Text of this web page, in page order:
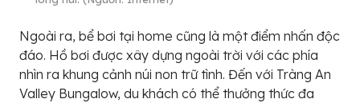
Ngoài ra, bể bơi tại home cũng là một điểm nhấn độc
đáo. Hồ bơi được xây dựng ngoài trời với các phía
nhìn ra khung cảnh núi non trữ tình. Đến với Tràng An
Valley Bungalow, du khách có thể thưởng thức đa